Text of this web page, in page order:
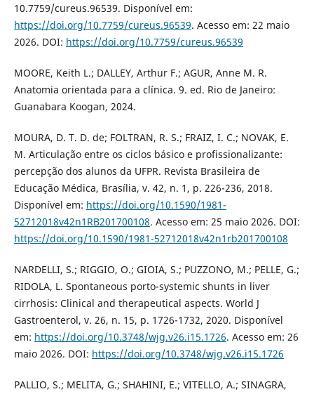
10.7759/cureus.96539. Disponível em:
https://doi.org/10.7759/cureus.96539. Acesso em: 22 maio
2026. DOI: https://doi.org/10.7759/cureus.96539
MOORE, Keith L.; DALLEY, Arthur F.; AGUR, Anne M. R.
Anatomia orientada para a clínica. 9. ed. Rio de Janeiro:
Guanabara Koogan, 2024.
MOURA, D. T. D. de; FOLTRAN, R. S.; FRAIZ, I. C.; NOVAK, E.
M. Articulação entre os ciclos básico e profissionalizante:
percepção dos alunos da UFPR. Revista Brasileira de
Educação Médica, Brasília, v. 42, n. 1, p. 226-236, 2018.
Disponível em: https://doi.org/10.1590/1981-
52712018v42n1RB201700108. Acesso em: 25 maio 2026. DOI:
https://doi.org/10.1590/1981-52712018v42n1rb201700108
NARDELLI, S.; RIGGIO, O.; GIOIA, S.; PUZZONO, M.; PELLE, G.;
RIDOLA, L. Spontaneous porto-systemic shunts in liver
cirrhosis: Clinical and therapeutical aspects. World J
Gastroenterol, v. 26, n. 15, p. 1726-1732, 2020. Disponível
em: https://doi.org/10.3748/wjg.v26.i15.1726. Acesso em: 26
maio 2026. DOI: https://doi.org/10.3748/wjg.v26.i15.1726
PALLIO, S.; MELITA, G.; SHAHINI, E.; VITELLO, A.; SINAGRA,